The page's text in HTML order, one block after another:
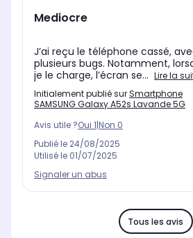
Mediocre
J’ai reçu le téléphone cassé,
plusieurs bugs. Notamment,
je le charge, l’écran se... Lire la
Initialement publié surSmartphone
SAMSUNG Galaxy A52s Lavande 5G
Avis utile ?Oui 1|Non 0
Publié le 24/08/2025
Utilisé le 01/07/2025
Signaler un abus
Tous les avis